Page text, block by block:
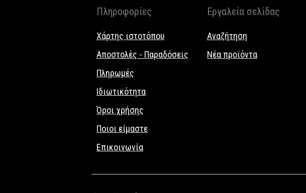
Πληροφορίες
Χάρτης ιστοτόπου
Αποστολές - Παραδόσεις
Πληρωμές
Ιδιωτικότητα
Όροι χρήσης
Ποιοι είμαστε
Επικοινωνία
Εργαλεία σελίδας
Αναζήτηση
Νέα προϊόντα